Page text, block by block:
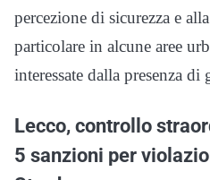
percezione di sicurezza e
particolare in alcune aree
interessate dalla presenza di
Lecco, controllo
5 sanzioni per